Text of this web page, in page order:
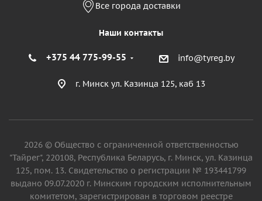
Все города доставки
Наши контакты
+375 44 775-99-55 info@tyreg.by
г. Минск ул. Казинца 125, каб 13
2026 © Общество с ограниченной ответственностью
"Тайрег", 220108, Республика Беларусь, г. Минск, ул. Казинца
125, пом. 13. Свидетельство о регистрации № 193441799
выдано 09.07.2020 г. Минским городским исполнительным
комитетом, зарегистрирован в торговом реестре